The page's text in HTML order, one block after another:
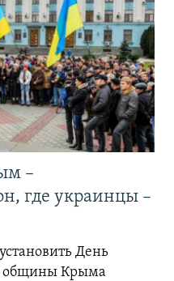
–
где украинцы –
День
общины Крыма